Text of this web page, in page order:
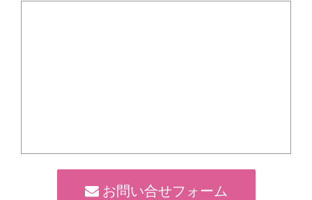
お問い合せフォーム